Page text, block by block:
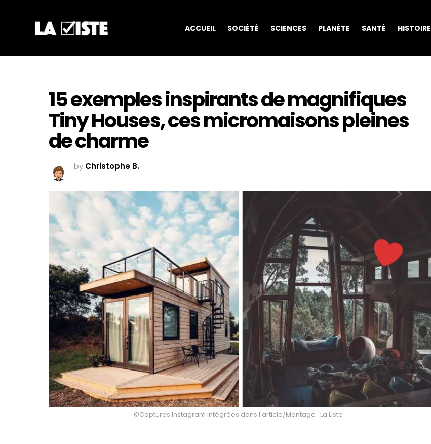
ACCUEIL SOCIÉTÉ SCIENCES PLANÈTE SANTÉ HISTOIRE
15 exemples inspirants de magnifiques
Tiny Houses, ces micromaisons pleines
de charme
by Christophe B.
©Captures Instagram intégrées dans l'article/Montage : La Liste